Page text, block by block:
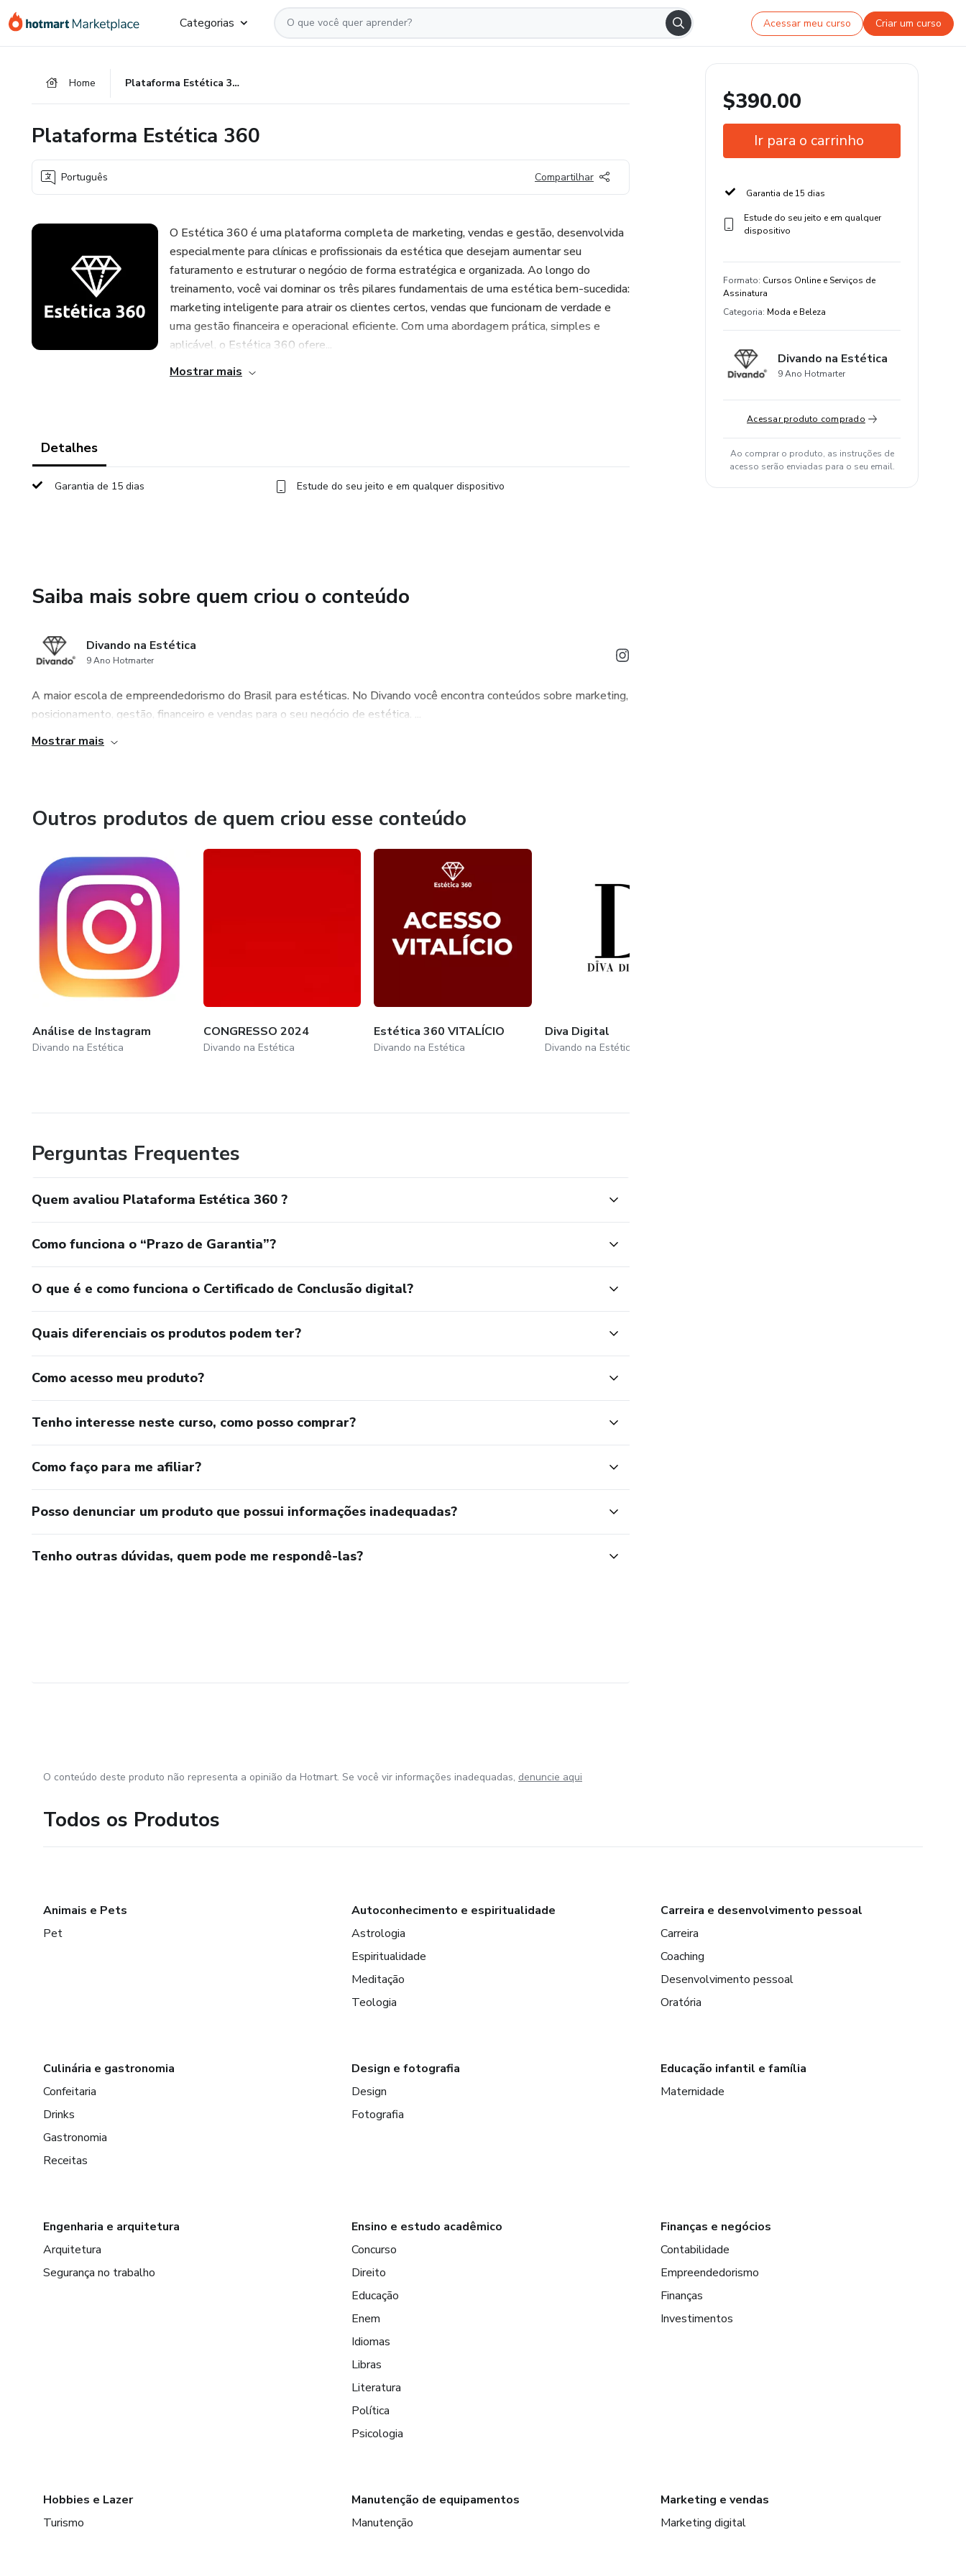
para
para
para
Categorias Acessar meu curso Criar um curso
Home Plataforma Estética 360
Plataforma Estética 360
Português Compartilhar
O Estética 360 é uma plataforma completa de marketing, vendas e gestão, desenvolvida
especialmente para clínicas e profissionais da estética que desejam aumentar seu
faturamento e estruturar o negócio de forma estratégica e organizada. Ao longo do
treinamento, você vai dominar os três pilares fundamentais de uma estética bem-sucedida:
marketing inteligente para atrair os clientes certos, vendas que funcionam de verdade e
uma gestão financeira e operacional eficiente. Com uma abordagem prática, simples e
aplicável, o Estética 360 ofere...
Mostrar mais
Detalhes
Garantia de 15 dias Estude do seu jeito e em qualquer dispositivo
Saiba mais sobre quem criou o conteúdo
Divando na Estética
9 Ano Hotmarter
A maior escola de empreendedorismo do Brasil para estéticas. No Divando você encontra conteúdos sobre marketing,
posicionamento, gestão, financeiro e vendas para o seu negócio de estética. ...
Mostrar mais
Outros produtos de quem criou esse conteúdo
Análise de Instagram
Divando na Estética
CONGRESSO 2024
Divando na Estética
Estética 360 VITALÍCIO
Divando na Estética
Diva Digital
Divando na Estética
Perguntas Frequentes
Quem avaliou Plataforma Estética 360 ?
Como funciona o “Prazo de Garantia”?
O que é e como funciona o Certificado de Conclusão digital?
Quais diferenciais os produtos podem ter?
Como acesso meu produto?
Tenho interesse neste curso, como posso comprar?
Como faço para me afiliar?
Posso denunciar um produto que possui informações inadequadas?
Tenho outras dúvidas, quem pode me respondê-las?
$390.00
Ir para o carrinho
Garantia de 15 dias
Estude do seu jeito e em qualquer
dispositivo
Formato: Cursos Online e Serviços de
Assinatura
Categoria: Moda e Beleza
Divando na Estética
9 Ano Hotmarter
Acessar produto comprado
Ao comprar o produto, as instruções de
acesso serão enviadas para o seu email.
O conteúdo deste produto não representa a opinião da Hotmart. Se você vir informações inadequadas, denuncie aqui
Todos os Produtos
Animais e Pets
Pet
Autoconhecimento e espiritualidade
Astrologia
Espiritualidade
Meditação
Teologia
Carreira e desenvolvimento pessoal
Carreira
Coaching
Desenvolvimento pessoal
Oratória
Culinária e gastronomia
Confeitaria
Drinks
Gastronomia
Receitas
Design e fotografia
Design
Fotografia
Educação infantil e família
Maternidade
Engenharia e arquitetura
Arquitetura
Segurança no trabalho
Ensino e estudo acadêmico
Concurso
Direito
Educação
Enem
Idiomas
Libras
Literatura
Política
Psicologia
Finanças e negócios
Contabilidade
Empreendedorismo
Finanças
Investimentos
Hobbies e Lazer
Turismo
Manutenção de equipamentos
Manutenção
Marketing e vendas
Marketing digital